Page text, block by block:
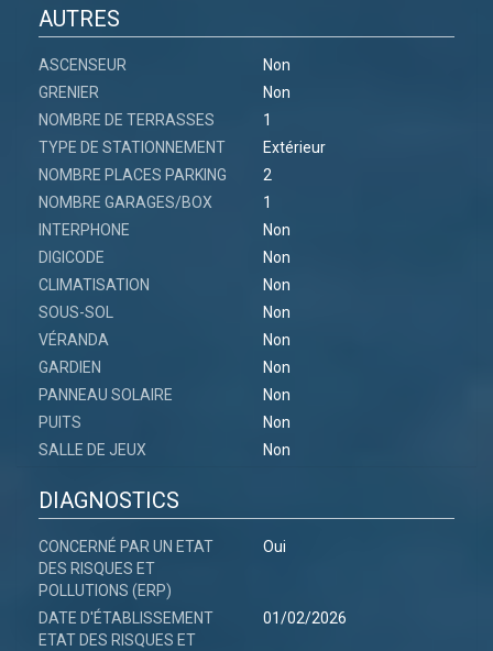
AUTRES
ASCENSEUR
Non
GRENIER
Non
NOMBRE DE TERRASSES
1
TYPE DE STATIONNEMENT
Extérieur
NOMBRE PLACES PARKING
2
NOMBRE GARAGES/BOX
1
INTERPHONE
Non
DIGICODE
Non
CLIMATISATION
Non
SOUS-SOL
Non
VÉRANDA
Non
GARDIEN
Non
PANNEAU SOLAIRE
Non
PUITS
Non
SALLE DE JEUX
Non
DIAGNOSTICS
CONCERNÉ PAR UN ETAT
DES RISQUES ET
POLLUTIONS (ERP)
Oui
DATE D'ÉTABLISSEMENT
ETAT DES RISQUES ET
01/02/2026